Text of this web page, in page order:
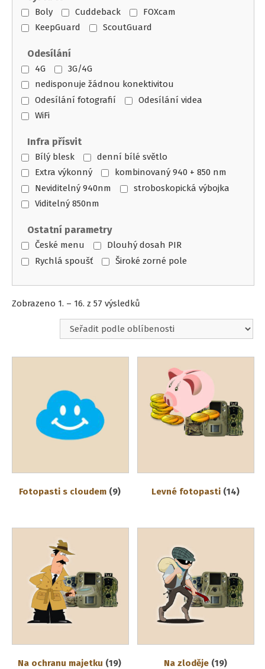
Boly Cuddeback
FOXcam
KeepGuard
ScoutGuard
Odesílání
4G
3G/4G
nedisponuje žádnou konektivitou
Odesílání fotografií
Odesílání videa
WiFi
Infra přísvit
Bílý blesk
denní bílé světlo
Extra výkonný
kombinovaný 940 + 850 nm
Neviditelný 940nm
stroboskopická výbojka
Viditelný 850nm
Ostatní parametry
České menu
Dlouhý dosah PIR
Rychlá spoušť
Široké zorné pole
Zobrazeno 1. – 16. z 57 výsledků
oblíbenosti
Fotopasti s cloudem (9) Levné fotopasti (14)
Na ochranu majetku (19) Na zloděje (19)